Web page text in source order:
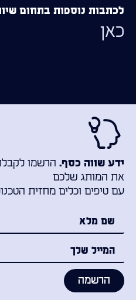
לכתבות נוספות בתחום
כאן
ידע שווה כסף. הרשמו
את המותג שלכם
עם טיפים וכלים מחזית
הרשמה